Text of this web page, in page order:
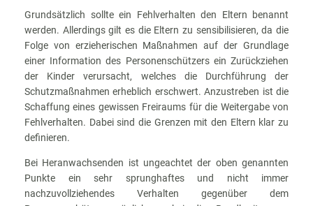
Grundsätzlich sollte ein Fehlverhalten den Eltern benannt
werden. Allerdings gilt es die Eltern zu sensibilisieren, da die
Folge von erzieherischen Maßnahmen auf der Grundlage
einer Information des Personenschützers ein Zurückziehen
der Kinder verursacht, welches die Durchführung der
Schutzmaßnahmen erheblich erschwert. Anzustreben ist die
Schaffung eines gewissen Freiraums für die Weitergabe von
Fehlverhalten. Dabei sind die Grenzen mit den Eltern klar zu
definieren.
Bei Heranwachsenden ist ungeachtet der oben genannten
Punkte ein sehr sprunghaftes und nicht immer
nachzuvollziehendes Verhalten gegenüber dem